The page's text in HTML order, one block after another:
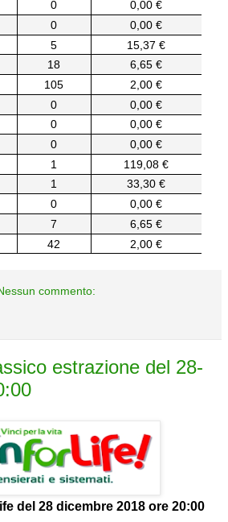
0
0,00 €
0
0,00 €
5
15,37 €
18
6,65 €
105
2,00 €
0
0,00 €
0
0,00 €
0
0,00 €
1
119,08 €
1
33,30 €
0
0,00 €
7
6,65 €
42 2,00 €
commento:
estrazione del 28-
del 28 dicembre 2018 ore 20:00